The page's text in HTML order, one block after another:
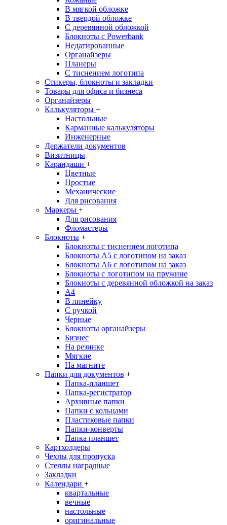
В мягкой обложке
В твердой обложке
С деревянной обложкой
Блокноты с Powerbank
Недатированные
Органайзеры
Планеры
С тиснением логотипа
Стикеры, блокноты и закладки
Товары для офиса и бизнеса
Органайзеры
Калькуляторы +
Настольные
Карманные калькуляторы
Инженерные
Держатели документов
Визитницы
Карандаши +
Цветные
Простые
Механические
Для рисования
Маркеры +
Для рисования
Фломастеры
Блокноты +
Блокноты с тиснением логотипа
Блокноты А5 с логотипом на заказ
Блокноты А6 с логотипом на заказ
Блокноты с логотипом на пружине
Блокноты с деревянной обложкой на заказ
A4
В линейку
С ручкой
Черные
Блокноты органайзеры
Бизнес
На резинке
Мягкие
На магните
Папки для документов +
Папка-планшет
Папка-регистратор
Архивные папки
Папки с кольцами
Пластиковые папки
Папки-конверты
Папка планшет
Картхолдеры
Чехлы для пропуска
Стеллы наградные
Закладки
Календари +
квартальные
вечные
настольные
оригинальные